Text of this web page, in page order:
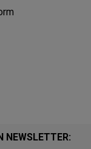
NEWSLETTER: